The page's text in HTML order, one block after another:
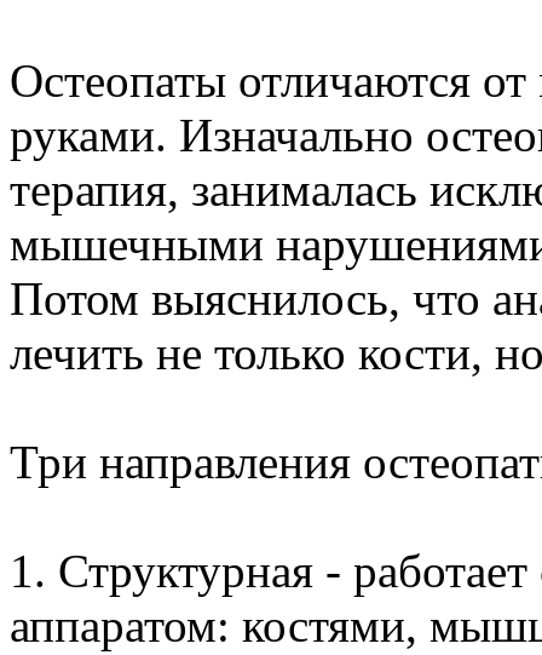
Остеопаты отличаются
руками. Изначально
терапия, занималась
мышечными
Потом выяснилось, что
лечить не только кости,
Три направления
1. Структурная -
аппаратом: костями,